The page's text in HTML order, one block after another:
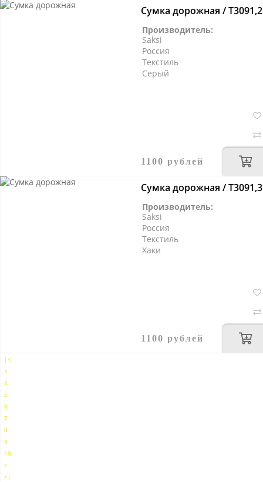
Сумка дорожная / Т3091,2
Производитель:
Saksi
Россия
Текстиль
Серый
1100 рублей
Сумка дорожная / Т3091,3
Производитель:
Saksi
Россия
Текстиль
Хаки
1100 рублей
|<
<
4
5
6
7
8
9
10
>
>|